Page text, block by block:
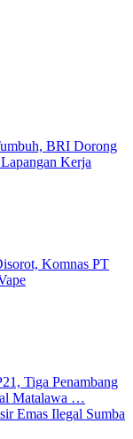
BRI Dorong
Kerja
Komnas PT
Tiga Penambang
Matalawa …
Emas Ilegal Sumba